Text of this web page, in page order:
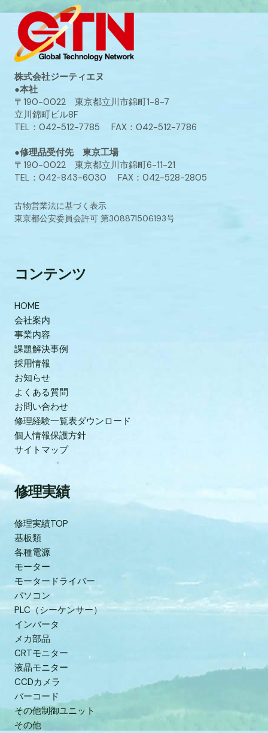
株式会社ジーティエヌ
●本社
〒190-0022 東京都立川市錦町1-8-7
立川錦町ビル8F
TEL：042-512-7785 FAX：042-512-7786
●修理品受付先 東京工場
〒190-0022 東京都立川市錦町6-11-21
TEL：042-843-6030 FAX：042-528-2805
古物営業法に基づく表示
東京都公安委員会許可 第308871506193号
コンテンツ
HOME
会社案内
事業内容
課題解決事例
採用情報
お知らせ
よくある質問
お問い合わせ
修理経験一覧表ダウンロード
個人情報保護方針
サイトマップ
修理実績
修理実績TOP
基板類
各種電源
モーター
モータードライバー
パソコン
PLC（シーケンサー）
インバータ
メカ部品
CRTモニター
液晶モニター
CCDカメラ
バーコード
その他制御ユニット
その他